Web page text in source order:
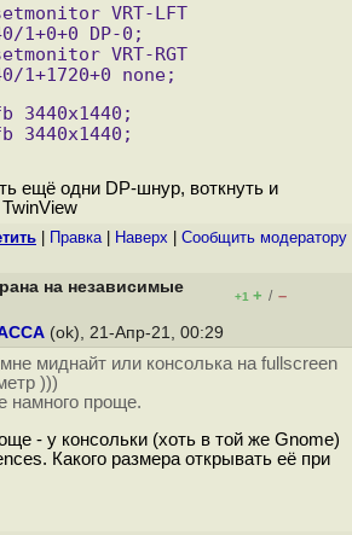
VRT-LFT
1+0+0 DP-0;
VRT-RGT
1+1720+0 none;
3440x1440;
3440x1440;
ещё одни DP-шнур, воткнуть и
TwinView
Правка| Наверх Cообщить модератору
на независимые
+1 + / –
(ok), 21-Апр-21, 00:29
миднайт или консолька на fullscreen
)))
намного проще.
- у консольки (хоть в той же Gnome)
Какого размера открывать её при